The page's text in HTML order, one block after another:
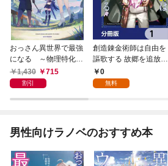
おっさん異世界で最強
になる ～物理特化の
覚醒者～
1,430 715
割引
創造錬金術師は自由を
謳歌する 故郷を追放さ
れたら、魔王のお膝元
で超絶効果のマジック
0
無料
男性向けラノベのおすすめ本